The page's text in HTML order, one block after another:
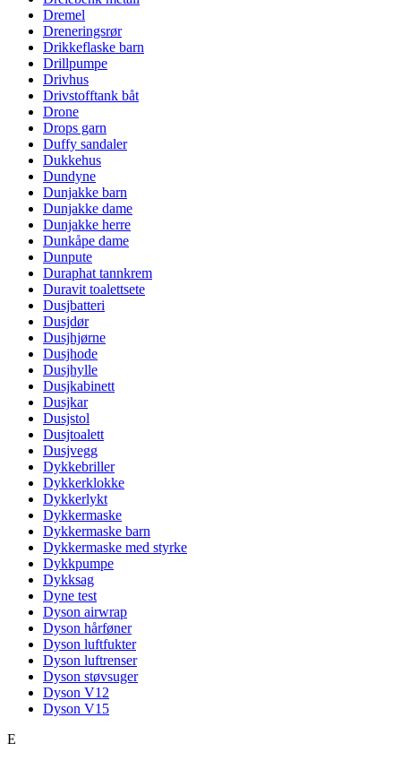
Dremel
Dreneringsrør
Drikkeflaske barn
Drillpumpe
Drivhus
Drivstofftank båt
Drone
Drops garn
Duffy sandaler
Dukkehus
Dundyne
Dunjakke barn
Dunjakke dame
Dunjakke herre
Dunkåpe dame
Dunpute
Duraphat tannkrem
Duravit toalettsete
Dusjbatteri
Dusjdør
Dusjhjørne
Dusjhode
Dusjhylle
Dusjkabinett
Dusjkar
Dusjstol
Dusjtoalett
Dusjvegg
Dykkebriller
Dykkerklokke
Dykkerlykt
Dykkermaske
Dykkermaske barn
Dykkermaske med styrke
Dykkpumpe
Dykksag
Dyne test
Dyson airwrap
Dyson hårføner
Dyson luftfukter
Dyson luftrenser
Dyson støvsuger
Dyson V12
Dyson V15
E